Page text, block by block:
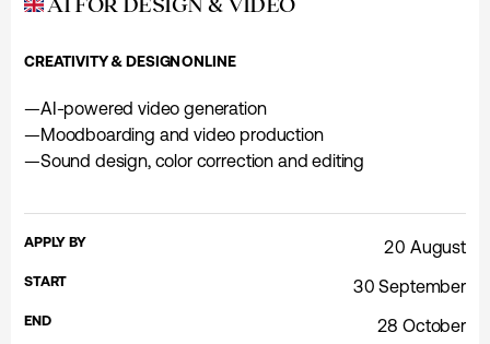
CREATIVITY & DESIGNONLINE
—AI-powered video generation
—Moodboarding and video production
—Sound design, color correction and editing
APPLY BY 20 August
START 30 September
END 28 October